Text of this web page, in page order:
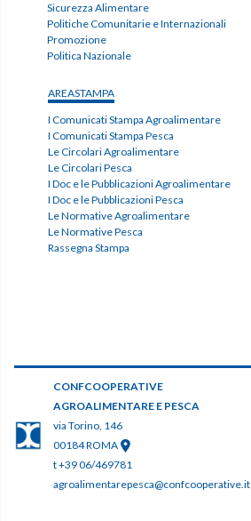
CONFCOOPERATIVE
AGROALIMENTARE E PESCA
via Torino, 146
00184 ROMA
t +39 06/469781
agroalimentarepesca@confcooperative.it
Sicurezza Alimentare
Politiche Comunitarie e Internazionali
Promozione
Politica Nazionale
AREASTAMPA
I Comunicati Stampa Agroalimentare
I Comunicati Stampa Pesca
Le Circolari Agroalimentare
Le Circolari Pesca
I Doc e le Pubblicazioni Agroalimentare
I Doc e le Pubblicazioni Pesca
Le Normative Agroalimentare
Le Normative Pesca
Rassegna Stampa